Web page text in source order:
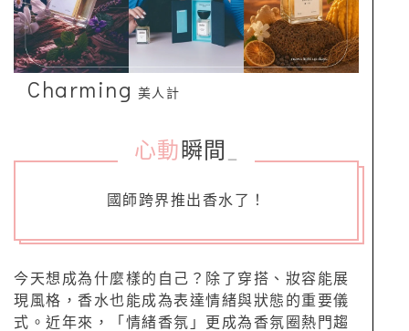
Charming 美人計
心動 瞬間
國師跨界推出香水了！
今天想成為什麼樣的自己？除了穿搭、妝容能展
現風格，香水也能成為表達情緒與狀態的重要儀
式。近年來，「情緒香氛」更成為香氛圈熱門趨